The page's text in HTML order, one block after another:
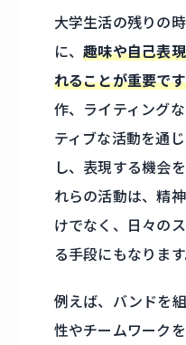
大学生活の残りの
に、趣味や自己表
れることが重要です
作、ライティング
ティブな活動を通
し、表現する機会
れらの活動は、精
けでなく、日々の
る手段にもなります
例えば、バンドを
性やチームワーク